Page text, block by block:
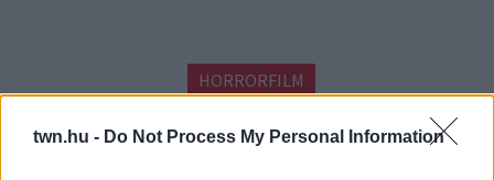
twn.hu - Do Not Process My Personal Information
HORRORFILM
24 ÓRA LEGFRISSEBB HÍREI